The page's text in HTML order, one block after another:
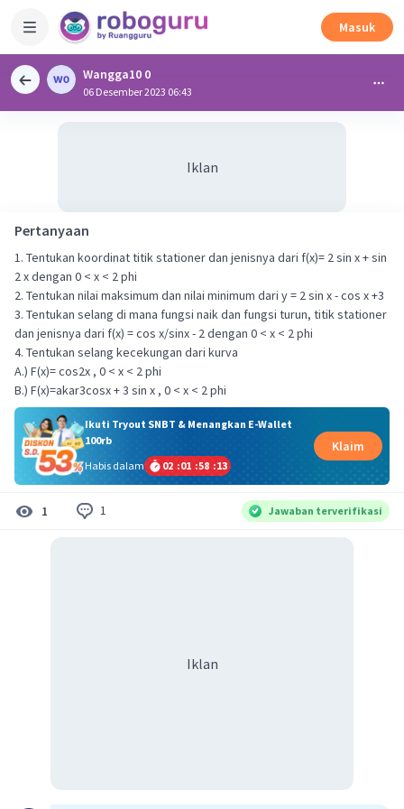
Masuk
Wangga10 0
06 Desember 2023 06:43
Iklan
Pertanyaan
1. Tentukan koordinat titik stationer dan jenisnya dari f(x)= 2 sin x + sin
2 x dengan 0 < x < 2 phi
2. Tentukan nilai maksimum dan nilai minimum dari y = 2 sin x - cos x +3
3. Tentukan selang di mana fungsi naik dan fungsi turun, titik stationer
dan jenisnya dari f(x) = cos x/sinx - 2 dengan 0 < x < 2 phi
4. Tentukan selang kecekungan dari kurva
A.) F(x)= cos2x , 0 < x < 2 phi
B.) F(x)=akar3cosx + 3 sin x , 0 < x < 2 phi
Ikuti Tryout SNBT & Menangkan E-Wallet
100rb
Habis dalam
02 :01 :58 :13
Klaim
1 1 Jawaban terverifikasi
Iklan